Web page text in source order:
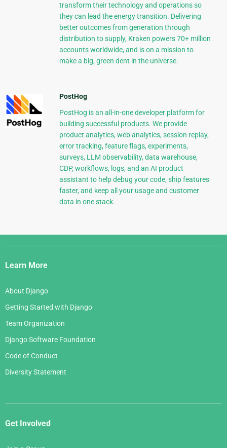
transform their technology and operations so
they can lead the energy transition. Delivering
better outcomes from generation through
distribution to supply, Kraken powers 70+ million
accounts worldwide, and is on a mission to
make a big, green dent in the universe.
PostHog
PostHog is an all-in-one developer platform for
building successful products. We provide
product analytics, web analytics, session replay,
error tracking, feature flags, experiments,
surveys, LLM observability, data warehouse,
CDP, workflows, logs, and an AI product
assistant to help debug your code, ship features
faster, and keep all your usage and customer
data in one stack.
Django
Links
Learn More
About Django
Getting Started with Django
Team Organization
Django Software Foundation
Code of Conduct
Diversity Statement
Get Involved